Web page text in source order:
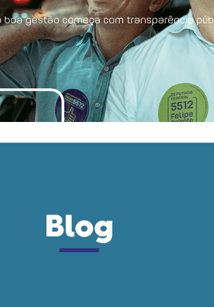
boa gestão começa com transparência